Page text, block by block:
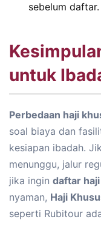
sebelum daftar.
untuk
Perbedaan haji
soal biaya dan
kesiapan ibadah.
menunggu, jalur
jika ingin daftar
nyaman, Haji
seperti Rubitour